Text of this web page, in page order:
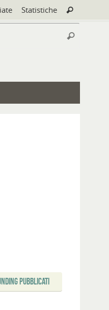
Statistiche Cerca
Cerca
Pubblicati